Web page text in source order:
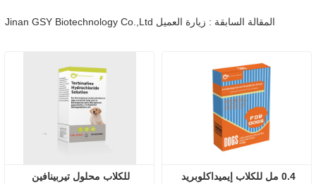
المقالة السابقة : زيارة العميل Jinan GSY Biotechnology Co.,Ltd